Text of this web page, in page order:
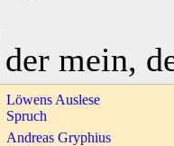
mein,
Löwens Auslese
Spruch
Andreas Gryphius